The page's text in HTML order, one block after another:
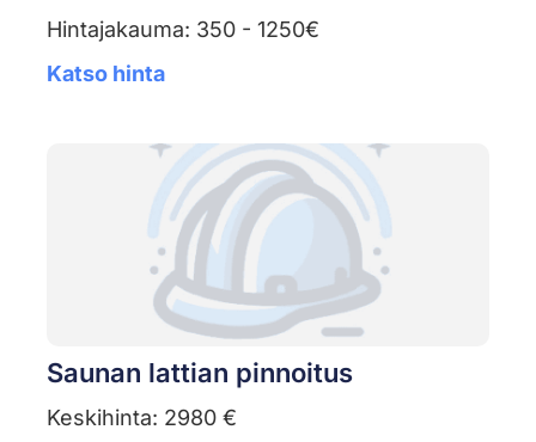
Hintajakauma: 350 - 1250€
Katso hinta
Saunan lattian pinnoitus
Keskihinta: 2980 €